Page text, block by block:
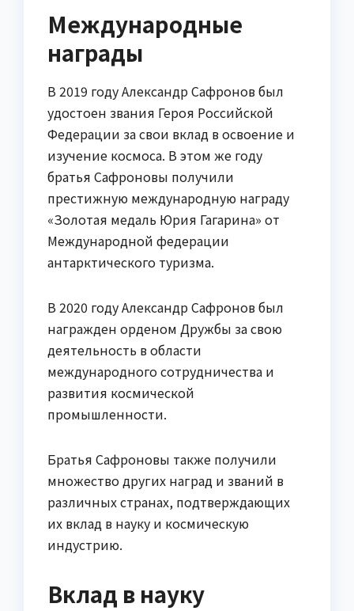
Международные
награды
В 2019 году Александр Сафронов был
удостоен звания Героя Российской
Федерации за свои вклад в освоение и
изучение космоса. В этом же году
братья Сафроновы получили
престижную международную награду
«Золотая медаль Юрия Гагарина» от
Международной федерации
антарктического туризма.
В 2020 году Александр Сафронов был
награжден орденом Дружбы за свою
деятельность в области
международного сотрудничества и
развития космической
промышленности.
Братья Сафроновы также получили
множество других наград и званий в
различных странах, подтверждающих
их вклад в науку и космическую
индустрию.
Вклад в науку